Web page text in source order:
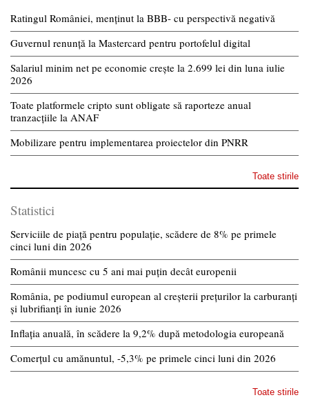
Ratingul României, menținut la BBB- cu perspectivă negativă
Guvernul renunță la Mastercard pentru portofelul digital
Salariul minim net pe economie crește la 2.699 lei din luna iulie
2026
Toate platformele cripto sunt obligate să raporteze anual
tranzacțiile la ANAF
Mobilizare pentru implementarea proiectelor din PNRR
Toate stirile
Statistici
Serviciile de piață pentru populație, scădere de 8% pe primele
cinci luni din 2026
Românii muncesc cu 5 ani mai puțin decât europenii
România, pe podiumul european al creșterii prețurilor la carburanți
și lubrifianți în iunie 2026
Inflația anuală, în scădere la 9,2% după metodologia europeană
Comerțul cu amănuntul, -5,3% pe primele cinci luni din 2026
Toate stirile